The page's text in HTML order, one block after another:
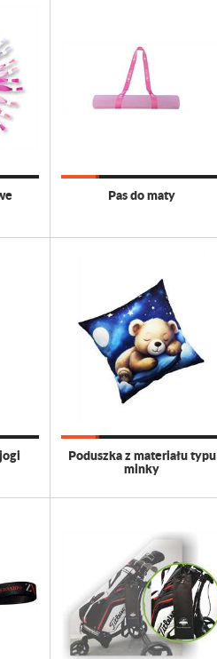
Pas do maty
Poduszka z materiału typu
minky